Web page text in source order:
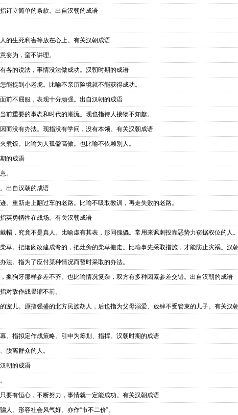
订立简单的条款。出自汉朝的成语
的生死利害等放在心上。有关汉朝成语
妄为，蛮不讲理。
各的说法，事情没法做成功。汉朝时期的成语
能捉到小老虎。比喻不亲历险境就不能获得成功。
前不屈服，表现十分顽强。出自汉朝的成语
前重要的事态和时代的潮流。现也指待人接物不知趣。
而没有办法。现指没有学问，没有本领。有关汉朝成语
煮饭。比喻为人孤僻高傲。也比喻不依赖别人。
的成语
。
出自汉朝的成语
。重新走上翻过车的老路。比喻不吸取教训，再走失败的老路。
英勇牺牲在战场。有关汉朝成语
帽，究竟不是真人。比喻虚有其表，形同傀儡。常用来讽刺投靠恶势力窃据权位的人
草。把烟囱改建成弯的，把灶旁的柴草搬走。比喻事先采取措施，才能防止灾祸。汉
法。指为了应付某种情况而暂时采取的办法。
象狗牙那样参差不齐。也比喻情况复杂，双方有多种因素参差交错。出自汉朝的成语
对敌作战畏缩不前。
宠儿。原指强盛的北方民族胡人，后也指为父母溺爱、放肆不受管束的儿子。有关汉
。指拟定作战策略。引申为筹划、指挥。汉朝时期的成语
脱离群众的人。
朝的成语
要有恒心，不断努力，事情就一定能成功。有关汉朝成语
。形容社会风气好。亦作“市不二价”。